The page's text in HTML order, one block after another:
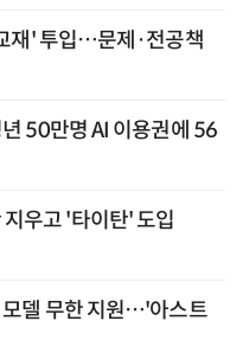
재' 투입…문제·전공책
50만명 AI 이용권에 56
우고 '타이탄' 도입
모델 무한 지원…'아스트